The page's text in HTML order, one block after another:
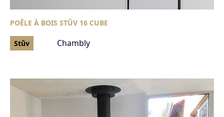
POÊLE À BOIS STÛV 16 CUBE
Stûv Chambly